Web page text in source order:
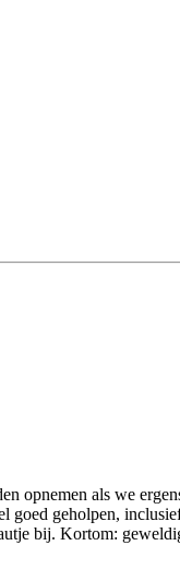
opnemen als we
goed geholpen,
bij. Kortom: